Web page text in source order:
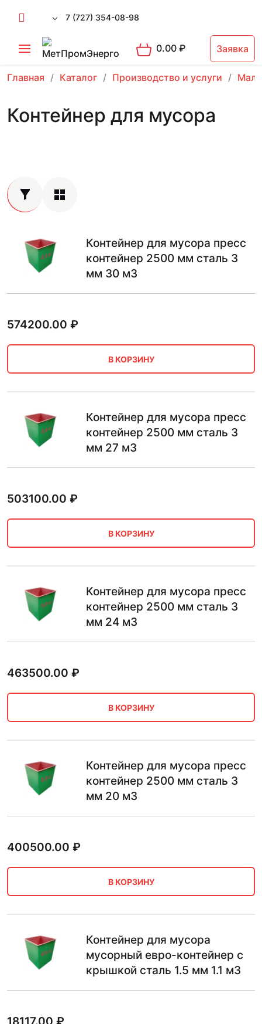
7 (727) 354-08-98
0.00₽ Заявка
Главная Каталог Производство и услуги
Контейнер для мусора
Контейнер для мусора пресс
контейнер 2500 мм сталь 3
мм 30 м3
574200.00 ₽
В КОРЗИНУ
Контейнер для мусора пресс
контейнер 2500 мм сталь 3
мм 27 м3
503100.00 ₽
В КОРЗИНУ
Контейнер для мусора пресс
контейнер 2500 мм сталь 3
мм 24 м3
463500.00 ₽
В КОРЗИНУ
Контейнер для мусора пресс
контейнер 2500 мм сталь 3
мм 20 м3
400500.00 ₽
В КОРЗИНУ
Контейнер для мусора
мусорный евро-контейнер с
крышкой сталь 1.5 мм 1.1 м3